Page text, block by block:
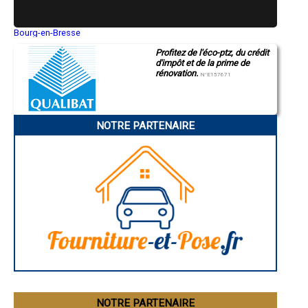
- Entreprise de rénovation immobilière à Gardères
- Entreprise de rénovation immobilière à Ordizan
- Entreprise de rénovation immobilière à Cantaous
- Entreprise de rénovation immobilière à Tostat
- Entreprise de rénovation immobilière à Beaucens
- Entreprise de rénovation immobilière à Ayzac-Ost
- Entreprise de rénovation immobilière à Mascaras
- Entreprise de rénovation immobilière à Allier
- Entreprise de rénovation immobilière à Monléon-Magnoac
- Entreprise de rénovation immobilière à Lézignan
- Entreprise de rénovation immobilière à Montastruc
- Entreprise de rénovation immobilière à Sarniguet
- Entreprise de rénovation immobilière à Auriébat
- Entreprise de rénovation immobilière à Vidouze
- Entreprise de rénovation immobilière à Arcizac-ez-Angles
- Entreprise de rénovation immobilière à Bazillac
- Entreprise de rénovation immobilière à Uglas
- Entreprise de rénovation immobilière à Souyeaux
- Entreprise de rénovation immobilière à Gez
- Entreprise de rénovation immobilière à Campistrous
- Entreprise de rénovation immobilière à Adast
Bourg-en-Bresse
Montluçon
Manosque
Gap
Charleville-Mézières
Pamiers
Narbonne
Saint-Brieuc
Besançon
Évreux
Profitez de l'éco-ptz, du crédit
d'impôt et de la prime de
rénovation. N°E157671
NOTRE PARTENAIRE
NOTRE PARTENAIRE